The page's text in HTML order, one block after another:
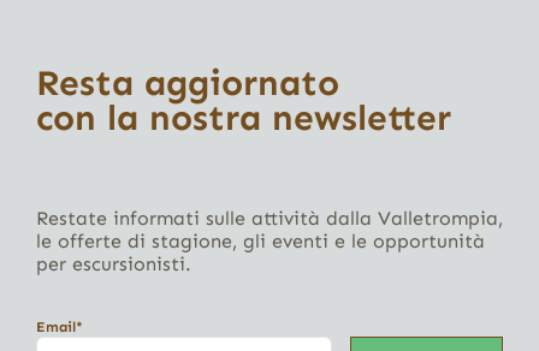
Resta aggiornato
con la nostra newsletter
Restate informati sulle attività dalla Valletrompia,
le offerte di stagione, gli eventi e le opportunità
per escursionisti.
Email*